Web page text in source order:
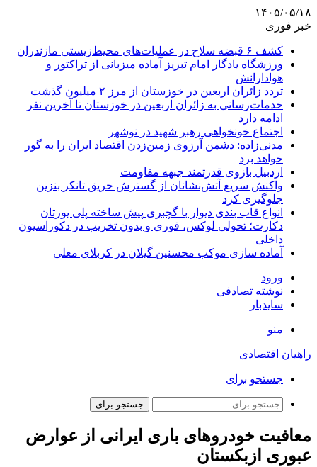
۱۴۰۵/۰۵/۱۸
خبر فوری
کشف ۶ قبضه سلاح در عملیات‌های محیط‌زیستی مازندران
ورزشگاه یادگار امام تبریز آماده میزبانی از تراکتور و
هوادارانش
تردد زائران اربعین در خوزستان از مرز ۲ میلیون گذشت
خدمات‌رسانی به زائران اربعین در خوزستان تا آخرین نفر
ادامه دارد
اجتماع خونخواهی رهبر شهید در نوشهر
مدنی‌زاده: دشمن آرزوی زمین‌زدن اقتصاد ایران را به گور
خواهد برد
اردبیل بازوی قدرتمند جبهه مقاومت
واکنش سریع آتش‌نشانان از گسترش حریق تانکر بنزین
جلوگیری کرد
انواع قاب بندی دیوار با گچبری پیش ساخته پلی یورتان
دکارت؛ تحولی لوکس، فوری و بدون تخریب در دکوراسیون
داخلی
آماده سازی موکب محسنین گیلان در کربلای معلی
ورود
نوشته تصادفی
سایدبار
منو
راهیان اقتصادی
جستجو برای
جستجو برای
معافیت خودروهای باری ایرانی از عوارض
عبوری ازبکستان